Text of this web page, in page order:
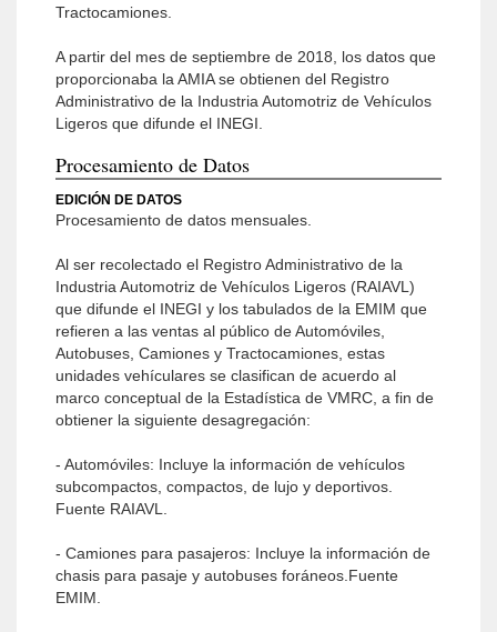
Tractocamiones.
A partir del mes de septiembre de 2018, los datos que
proporcionaba la AMIA se obtienen del Registro
Administrativo de la Industria Automotriz de Vehículos
Ligeros que difunde el INEGI.
Procesamiento de Datos
EDICIÓN DE DATOS
Procesamiento de datos mensuales.
Al ser recolectado el Registro Administrativo de la
Industria Automotriz de Vehículos Ligeros (RAIAVL)
que difunde el INEGI y los tabulados de la EMIM que
refieren a las ventas al público de Automóviles,
Autobuses, Camiones y Tractocamiones, estas
unidades vehículares se clasifican de acuerdo al
marco conceptual de la Estadística de VMRC, a fin de
obtiener la siguiente desagregación:
- Automóviles: Incluye la información de vehículos
subcompactos, compactos, de lujo y deportivos.
Fuente RAIAVL.
- Camiones para pasajeros: Incluye la información de
chasis para pasaje y autobuses foráneos.Fuente
EMIM.